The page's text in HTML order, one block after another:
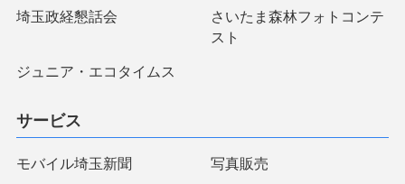
埼玉政経懇話会
さいたま森林フォトコンテ
スト
ジュニア・エコタイムス
サービス
モバイル埼玉新聞 写真販売